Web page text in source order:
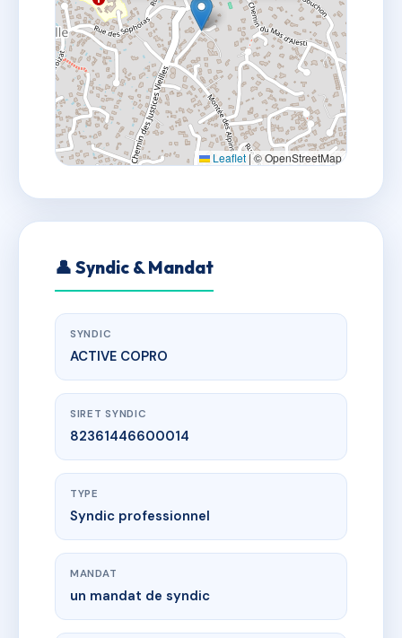
Leaflet |© OpenStreetMap
👤 Syndic & Mandat
SYNDIC
ACTIVE COPRO
SIRET SYNDIC
82361446600014
TYPE
Syndic professionnel
MANDAT
un mandat de syndic